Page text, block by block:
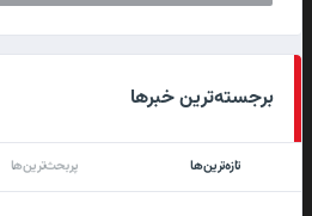
برجسته‌ترین خبرها
تازه‌ترین‌ها پربحث‌ترین‌ها